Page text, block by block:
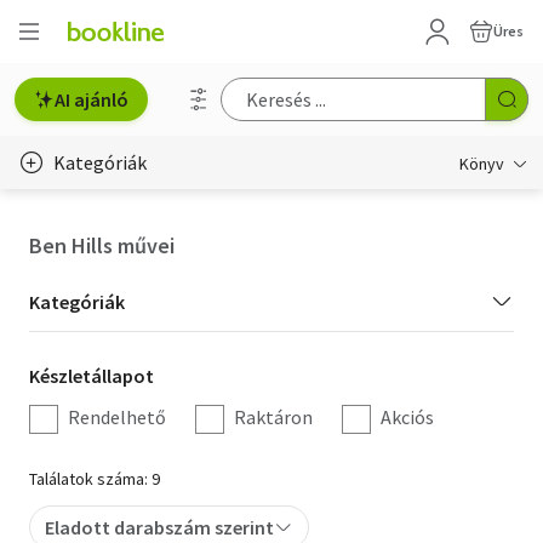
Üres
AI ajánló
Kategóriák Könyv
Hobbi, szabadidő
Irodalom
Művészet
Szakkönyv
Ben Hills művei
Kategória
szűrés
Kategóriák
Készletállapot
szűrés
Készletállapot
Rendelhető
Raktáron Akciós
Találatok száma: 9
Eladott darabszám szerint